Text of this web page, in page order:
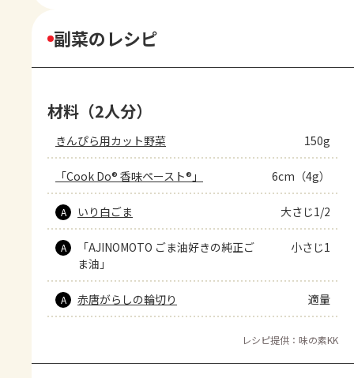
副菜のレシピ
材料（2人分）
きんぴら用カット野菜 150g
「Cook Do® 香味ペースト®」 6cm（4g）
A いり白ごま 大さじ1/2
A
「AJINOMOTO ごま油好きの純正ご
ま油」
小さじ1
A 赤唐がらしの輪切り 適量
レシピ提供：味の素KK